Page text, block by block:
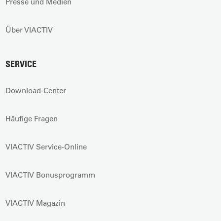
Über VIACTIV
SERVICE
Download-Center
Häufige Fragen
VIACTIV Service-Online
VIACTIV Bonusprogramm
VIACTIV Magazin